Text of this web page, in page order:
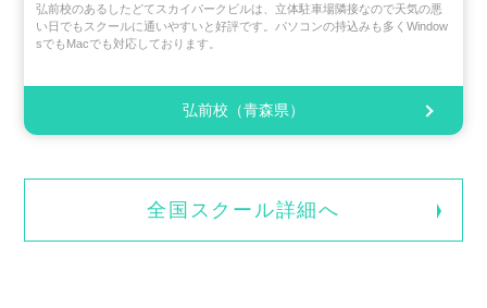
弘前校のあるしたどてスカイパークビルは、立体駐車場隣接なので天気の悪
い日でもスクールに通いやすいと好評です。パソコンの持込みも多くWindow
sでもMacでも対応しております。
弘前校（青森県）
全国スクール詳細へ